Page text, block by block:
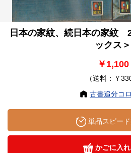
日本の家紋、続日本の家紋
ックス＞
￥1,100
（送料：￥
古書追分コ
単品スピー
かごに入